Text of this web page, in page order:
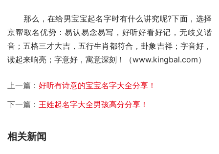
那么，在给男宝宝起名字时有什么讲究呢?下面，选择
京帮取名优势：易认易念易写，好听好看好记，无歧义谐
音；五格三才大吉，五行生肖都符合，卦象吉祥；字音好，
读起来响亮；字意好，寓意深刻！（www.kingbal.com）
上一篇： 好听有诗意的宝宝名字大全分享！
下一篇： 王姓起名字大全男孩高分分享！
相关新闻